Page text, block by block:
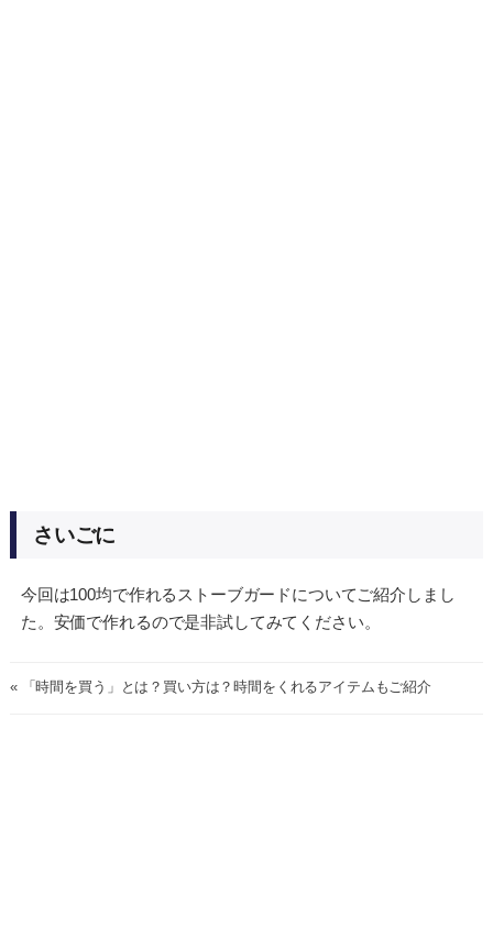
さいごに
今回は100均で作れるストーブガードについてご紹介しまし
た。安価で作れるので是非試してみてください。
« 「時間を買う」とは？買い方は？時間をくれるアイテムもご紹介